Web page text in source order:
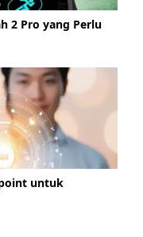
2 Pro yang Perlu
untuk